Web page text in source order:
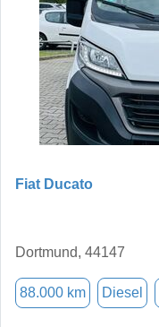
Fiat Ducato
Dortmund, 44147
88.000 km Diesel